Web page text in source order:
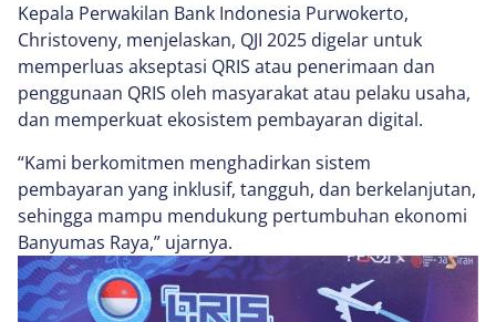
Kepala Perwakilan Bank Indonesia Purwokerto,
Christoveny, menjelaskan, QJI 2025 digelar untuk
memperluas akseptasi QRIS atau penerimaan dan
penggunaan QRIS oleh masyarakat atau pelaku usaha,
dan memperkuat ekosistem pembayaran digital.
“Kami berkomitmen menghadirkan sistem
pembayaran yang inklusif, tangguh, dan berkelanjutan,
sehingga mampu mendukung pertumbuhan ekonomi
Banyumas Raya,” ujarnya.